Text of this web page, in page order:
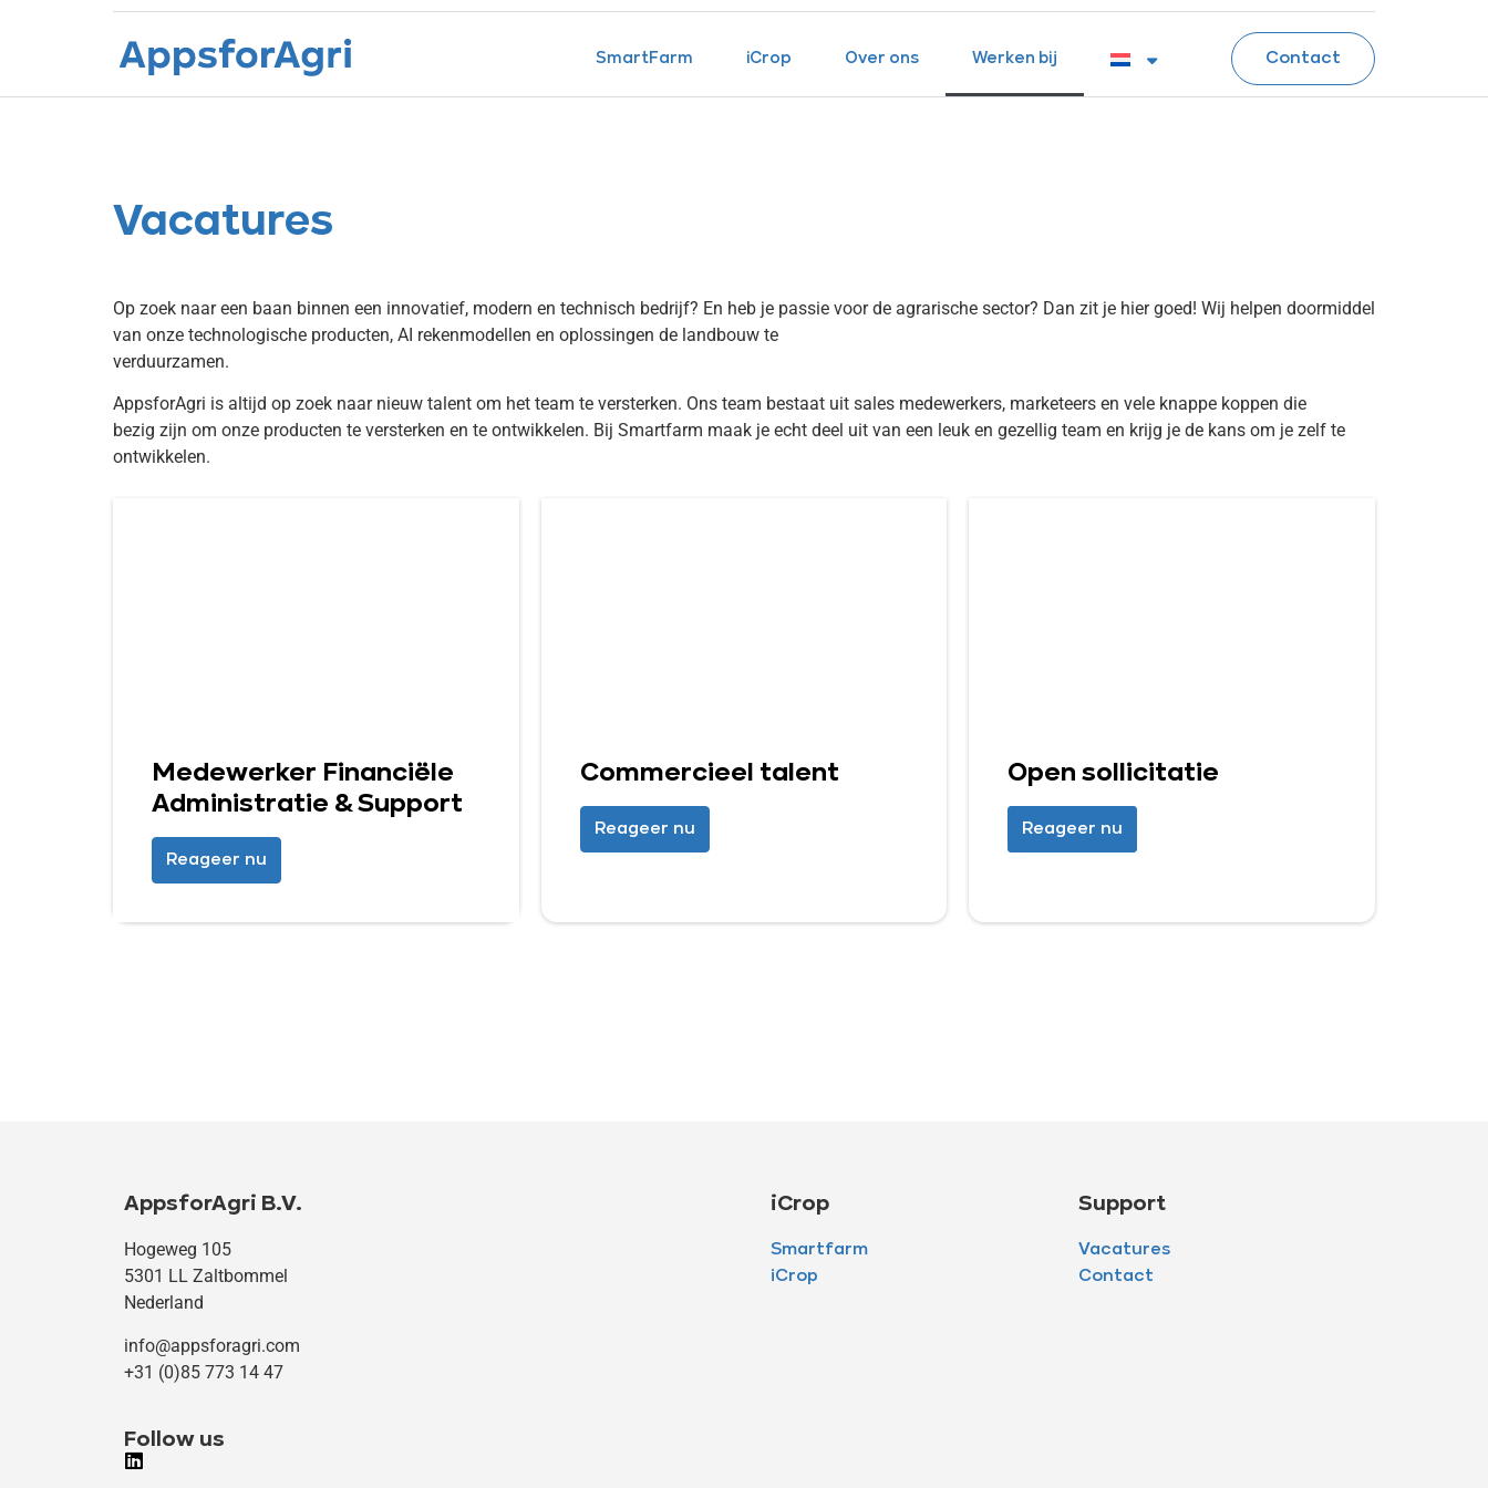
SmartFarm iCrop Over ons Werken bij Contact
Vacatures
Vacatures
Op zoek naar een baan binnen een innovatief, modern en technisch bedrijf? En heb je passie voor de agrarische sector? Dan zit je hier goed! Wij helpen doormiddel
van onze technologische producten, AI rekenmodellen en oplossingen de landbouw te
verduurzamen.
AppsforAgri is altijd op zoek naar nieuw talent om het team te versterken. Ons team bestaat uit sales medewerkers, marketeers en vele knappe koppen die
bezig zijn om onze producten te versterken en te ontwikkelen. Bij Smartfarm maak je echt deel uit van een leuk en gezellig team en krijg je de kans om je zelf te
ontwikkelen.
Medewerker Financiële
Administratie & Support
Reageer nu
Commercieel talent
Reageer nu
Open sollicitatie
Reageer nu
AppsforAgri B.V.
Hogeweg 105
5301 LL Zaltbommel
Nederland
info@appsforagri.com
+31 (0)85 773 14 47
iCrop
Smartfarm
iCrop
Support
Vacatures
Contact
Follow us